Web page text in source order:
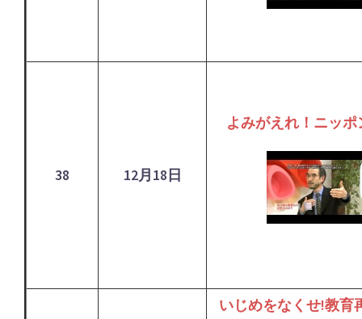
38 12月18日
よみがえれ！ニッポ
いじめをなくせ!教育